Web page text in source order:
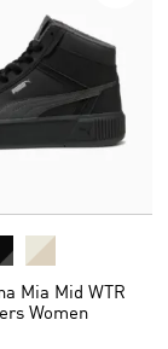
Mia Mid WTR
Women